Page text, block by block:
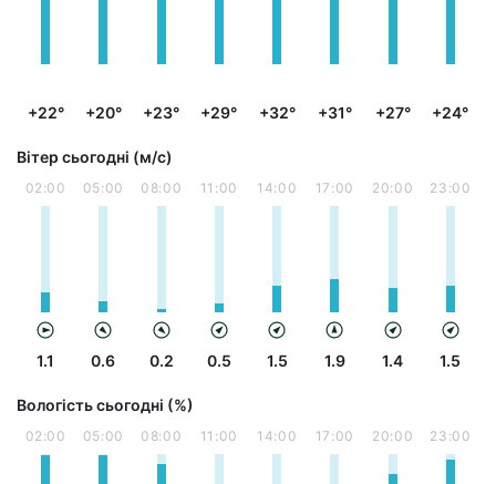
+22° +20° +23° +29° +32° +31° +27° +24°
Вітер сьогодні (м/с)
02:00
1.1
05:00
0.6
08:00
0.2
11:00
0.5
14:00
1.5
17:00
1.9
20:00
1.4
23:00
1.5
Вологість сьогодні (%)
02:00 05:00 08:00 11:00 14:00 17:00 20:00 23:00